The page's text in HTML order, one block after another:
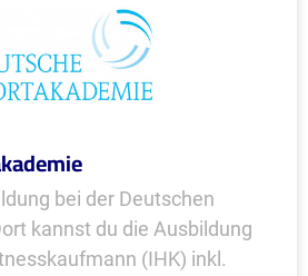
bei der Deutschen
kannst du die Ausbildung
(IHK) inkl.